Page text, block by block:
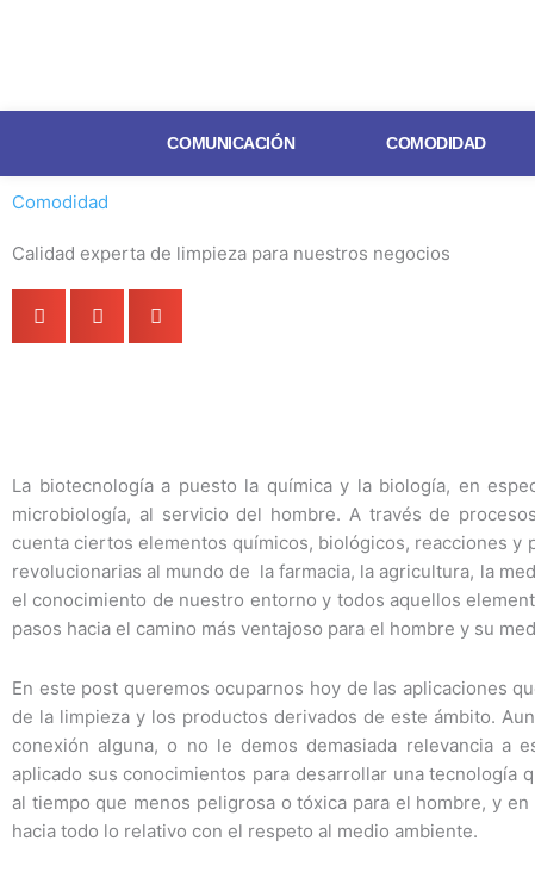
COMUNICACIÓN COMODIDAD
Comodidad
Calidad experta de limpieza para nuestros negocios
La biotecnología a puesto la química y la biología, en
microbiología, al servicio del hombre. A través de
cuenta ciertos elementos químicos, biológicos, reacciones y
revolucionarias al mundo de la farmacia, la agricultura, la
el conocimiento de nuestro entorno y todos aquellos
pasos hacia el camino más ventajoso para el hombre y su
En este post queremos ocuparnos hoy de las aplicaciones
de la limpieza y los productos derivados de este ámbito.
conexión alguna, o no le demos demasiada relevancia a
aplicado sus conocimientos para desarrollar una tecnología
al tiempo que menos peligrosa o tóxica para el hombre, y
hacia todo lo relativo con el respeto al medio ambiente.